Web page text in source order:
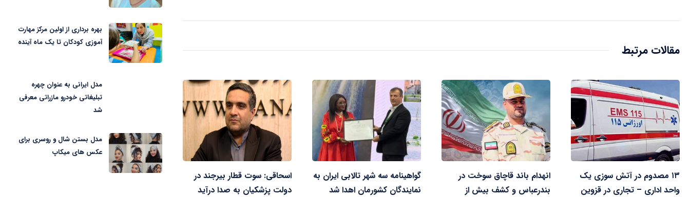
مقالات مرتبط
۱۳ مصدوم در آتش سوزی یک
واحد اداری – تجاری در قزوین
انهدام باند قاچاق سوخت در
بندرعباس و کشف بیش از
گواهینامه سه شهر تالابی ایران به
نمایندگان کشورمان اهدا شد
اسحاقی: سوت قطار بیرجند در
دولت پزشکیان به صدا درآید
بهره برداری از اولین مرکز مهارت
آموزی کودکان تا یک ماه آینده
مدل ایرانی به عنوان چهره
تبلیغاتی خودرو مازراتی معرفی
شد
مدل بستن شال و روسری برای
عکس های میکاپ